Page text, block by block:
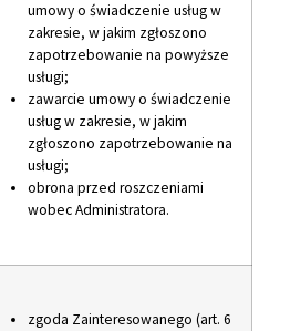
umowy o świadczenie usług w
zakresie, w jakim zgłoszono
zapotrzebowanie na powyższe
usługi;
zawarcie umowy o świadczenie
usług w zakresie, w jakim
zgłoszono zapotrzebowanie na
usługi;
obrona przed roszczeniami
wobec Administratora.
zgoda Zainteresowanego (art. 6